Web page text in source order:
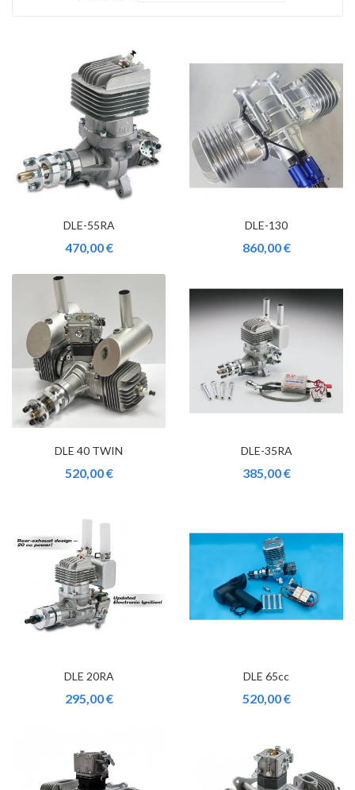
DLE-55RA
470,00 €
DLE-130
860,00 €
DLE 40 TWIN
520,00 €
DLE-35RA
385,00 €
DLE 20RA
295,00 €
DLE 65cc
520,00 €